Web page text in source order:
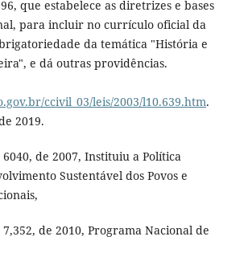
que estabelece as diretrizes e bases
para incluir no currículo oficial da
da temática "História e
e dá outras providências.
ccivil_03/leis/2003/l10.639.htm.
2019.
6040, de 2007, Instituiu a Política
Sustentável dos Povos e
7,352, de 2010, Programa Nacional de